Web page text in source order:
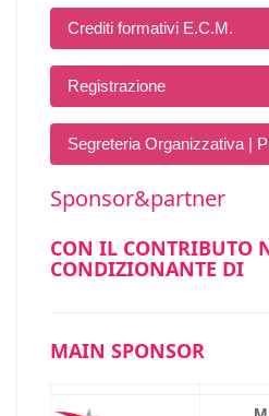
Crediti formativi E.C.M.
Registrazione
Segreteria Organizzativa |
Sponsor&partner
CON IL CONTRIBUTO
CONDIZIONANTE DI
MAIN SPONSOR